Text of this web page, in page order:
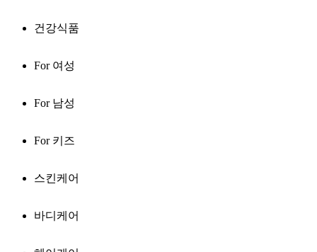
건강식품
For 여성
For 남성
For 키즈
스킨케어
바디케어